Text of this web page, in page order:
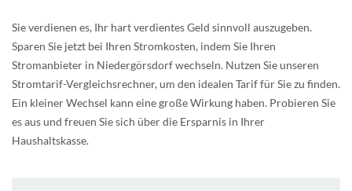
Sie verdienen es, Ihr hart verdientes Geld sinnvoll auszugeben.
Sparen Sie jetzt bei Ihren Stromkosten, indem Sie Ihren
Stromanbieter in Niedergörsdorf wechseln. Nutzen Sie unseren
Stromtarif-Vergleichsrechner, um den idealen Tarif für Sie zu finden.
Ein kleiner Wechsel kann eine große Wirkung haben. Probieren Sie
es aus und freuen Sie sich über die Ersparnis in Ihrer
Haushaltskasse.